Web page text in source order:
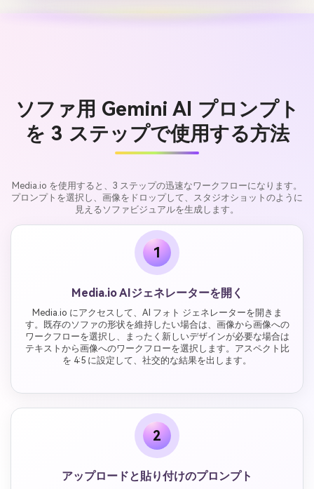
ソファ用 Gemini AI プロンプト
を 3 ステップで使用する方法
Media.io を使用すると、3 ステップの迅速なワークフローになります。
プロンプトを選択し、画像をドロップして、スタジオショットのように
見えるソファビジュアルを生成します。
1
Media.io AIジェネレーターを開く
Media.io にアクセスして、AI フォト ジェネレーターを開きま
す。既存のソファの形状を維持したい場合は、画像から画像への
ワークフローを選択し、まったく新しいデザインが必要な場合は
テキストから画像へのワークフローを選択します。アスペクト比
を 4:5 に設定して、社交的な結果を出します。
2
アップロードと貼り付けのプロンプト